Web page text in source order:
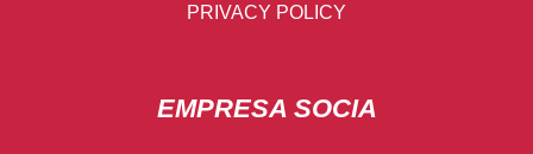
PRIVACY POLICY
EMPRESA SOCIA